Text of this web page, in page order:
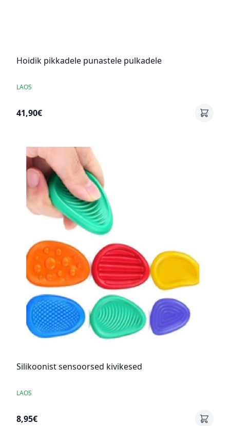
Hoidik pikkadele punastele pulkadele
LAOS
41,90€
Silikoonist sensoorsed kivikesed
LAOS
8,95€